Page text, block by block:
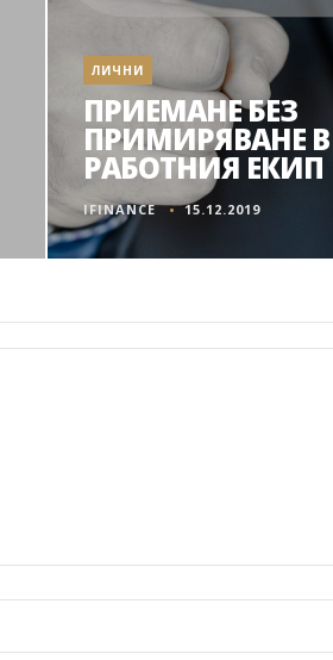
ЛИЧНИ
ПРИЕМАНЕ БЕЗ
ПРИМИРЯВАНЕ В
РАБОТНИЯ ЕКИП
IFINANCE 15.12.2019